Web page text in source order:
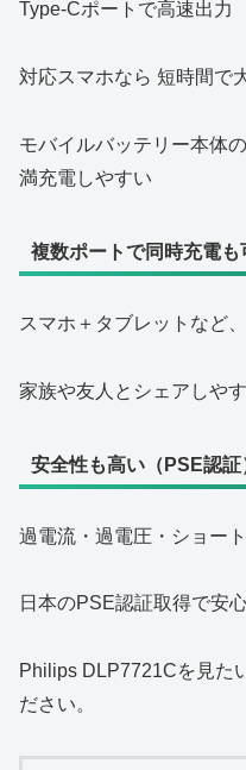
Type‑Cポートで高速出力
対応スマホなら 短時間で
モバイルバッテリー本体
満充電しやすい
複数ポートで同時充電も
スマホ＋タブレットなど
家族や友人とシェアしや
安全性も高い（PSE認証
過電流・過電圧・ショー
日本のPSE認証取得で安
Philips DLP7721Cを見た
ださい。